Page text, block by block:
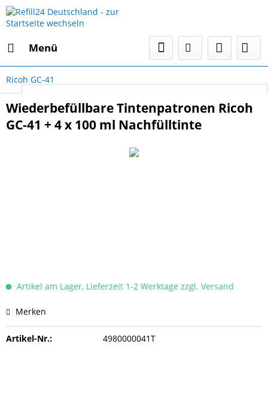
Menü
Ricoh GC-41
Wiederbefüllbare Tintenpatronen Ricoh
GC-41 + 4 x 100 ml Nachfülltinte
Artikel am Lager, Lieferzeit 1-2 Werktage zzgl. Versand
Merken
Artikel-Nr.: 4980000041T